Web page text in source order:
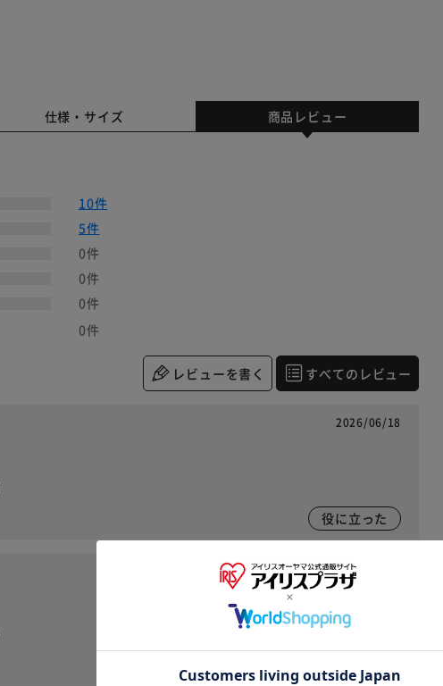
仕様・サイズ 商品レビュー
10件
5件
0件
0件
0件
0件
レビューを書く すべてのレビュー
2026/06/18
役に立った
2026/06/18
役に立った
※ご確認ください